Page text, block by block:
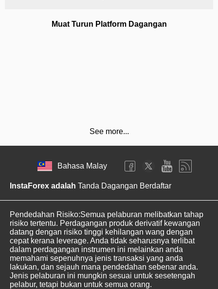
Muat Turun Platform Dagangan
See more...
Bahasa Malay
InstaForex adalah Tanda Dagangan Berdaftar
Pendedahan Risiko:Semua pelaburan melibatkan tahap
risiko tertentu. Perdagangan produk derivatif kewangan
datang dengan risiko tinggi kehilangan wang dengan
cepat kerana leverage. Anda tidak seharusnya terlibat
dalam perdagangan instrumen ini melainkan anda
memahami sepenuhnya jenis transaksi yang anda
lakukan, dan sejauh mana pendedahan sebenar anda.
Jenis pelaburan ini mungkin sesuai untuk sesetengah
pelabur, tetapi bukan untuk semua orang.